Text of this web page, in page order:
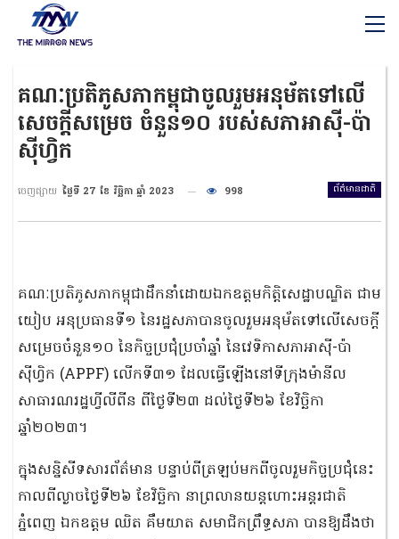
គណៈប្រតិភូសភាកម្ពុជាចូលរួមអនុម័តទៅលើ
សេចក្តីសម្រេច ចំនួន១០ របស់សភាអាស៊ី-ប៉ា
ស៊ីហ្វិក
ព័ត៌មានជាតិ
ចេញផ្សាយ ថ្ងៃទី 27 ខែ វិច្ឆិកា ឆ្នាំ 2023 998
គណៈប្រតិភូសភាកម្ពុជាដឹកនាំដោយឯកឧត្តមកិត្តិសេដ្ឋាបណ្ឌិត ជាម
យៀប អនុប្រធានទី១ នៃរដ្ឋសភាបានចូលរួមអនុម័តទៅលើសេចក្តី
សម្រេចចំនួន១០ នៃកិច្ចប្រជុំប្រចាំឆ្នាំ នៃវេទិកាសភាអាស៊ី-ប៉ា
ស៊ីហ្វិក (APPF) លើកទី៣១ ដែលធ្វើឡើងនៅទីក្រុងម៉ានីល
សាធារណរដ្ឋហ្វីលីពីន ពីថ្ងៃទី២៣ ដល់ថ្ងៃទី២៦ ខែវិច្ឆិកា
ឆ្នាំ២០២៣។
ក្នុងសន្និសីទសារព័ត៌មាន បន្ទាប់ពីត្រឡប់មកពីចូលរួមកិច្ចប្រជុំនេះ
កាលពីល្ងាចថ្ងៃទី២៦ ខែវិច្ឆិកា នាព្រលានយន្តហោះអន្តរជាតិ
ភ្នំពេញ ឯកឧត្តម ឈិត គឹមយាត សមាជិកព្រឹទ្ធសភា បានឱ្យដឹងថា